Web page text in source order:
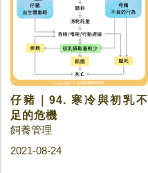
仔豬｜94. 寒冷與初乳不
足的危機
飼養管理
2021-08-24